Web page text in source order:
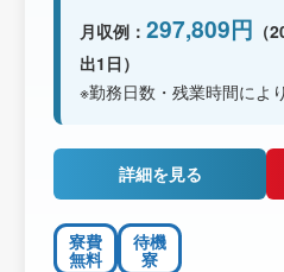
月収例： 297,809円 （
出1日）
※勤務日数・残業時間によ
詳細を見る
寮費
無料
待機
寮